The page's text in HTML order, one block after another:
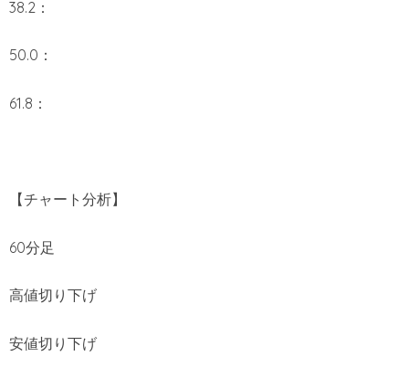
38.2：
50.0：
61.8：
【チャート分析】
60分足
高値切り下げ
安値切り下げ